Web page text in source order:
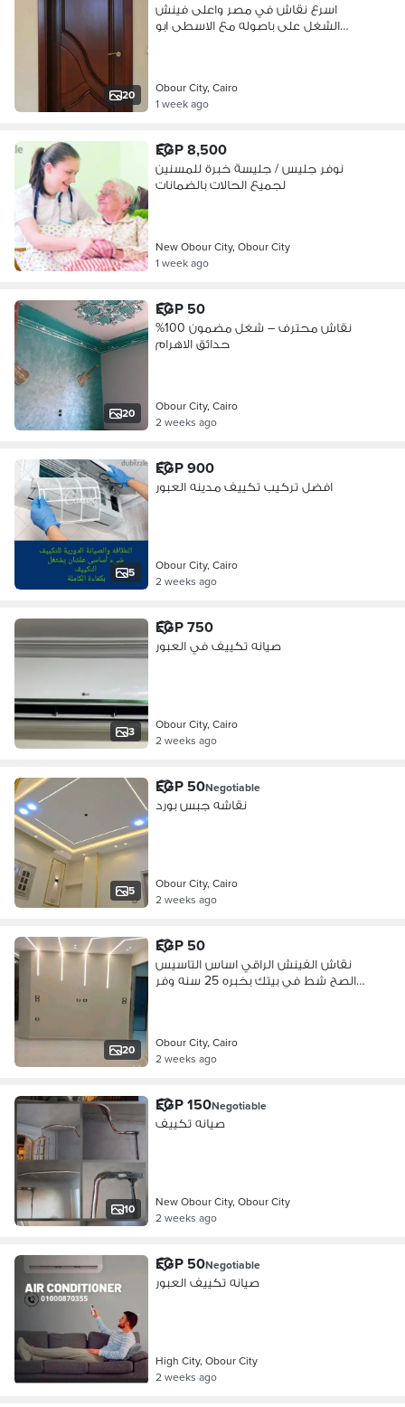
20
اسرع نقاش في مصر واعلى فينش
الشغل على باصوله مع الاسطى ابو
Obour City, Cairo
1 week ago
EGP 8,500
نوفر جليس / جليسة خبرة للمسنين
لجميع الحالات بالضمانات
New Obour City, Obour City
1 week ago
20
EGP 50
نقاش محترف – شغل مضمون 100%
حدائق الاهرام
Obour City, Cairo
2 weeks ago
5
EGP 900
افضل تركيب تكييف مدينه العبور
Obour City, Cairo
2 weeks ago
3
EGP 750
صيانه تكييف في العبور
Obour City, Cairo
2 weeks ago
5
EGP 50Negotiable
نقاشه جبس بورد
Obour City, Cairo
2 weeks ago
20
EGP 50
نقاش الفينش الراقي اساس التاسيس
الصح شط في بيتك بخبره 25 سنه وفر
Obour City, Cairo
2 weeks ago
10
EGP 150Negotiable
صيانه تكييف
New Obour City, Obour City
2 weeks ago
EGP 50Negotiable
صيانه تكييف العبور
High City, Obour City
2 weeks ago